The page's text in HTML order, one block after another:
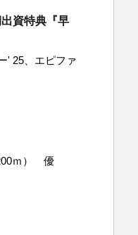
出資特典『早
' 25、エピファ
ｍ） 優